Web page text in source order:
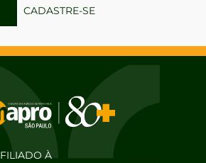
CADASTRE-SE
FILIADO À